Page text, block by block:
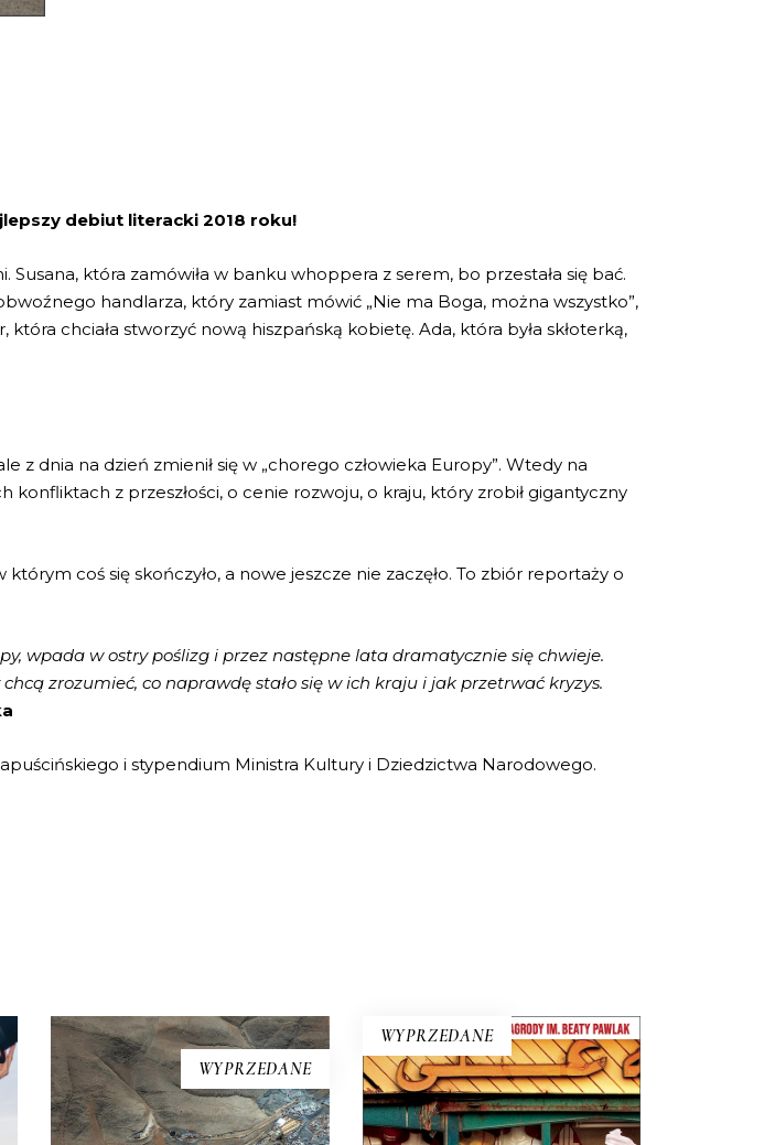
debiut literacki 2018 roku!
która zamówiła w banku whoppera z serem, bo przestała się bać.
handlarza, który zamiast mówić „Nie ma Boga, można wszystko”,
chciała stworzyć nową hiszpańską kobietę. Ada, która była skłoterką,
z dnia na dzień zmienił się w „chorego człowieka Europy”. Wtedy na
z przeszłości, o cenie rozwoju, o kraju, który zrobił gigantyczny
coś się skończyło, a nowe jeszcze nie zaczęło. To zbiór reportaży o
wpada w ostry poślizg i przez następne lata dramatycznie się chwieje.
zrozumieć, co naprawdę stało się w ich kraju i jak przetrwać kryzys.
i stypendium Ministra Kultury i Dziedzictwa Narodowego.
WYPRZEDANE
CIEMNOŚĆ
W wyniku katastrofy 625
WYPRZEDANE
EGIPT: HARAM HALAL